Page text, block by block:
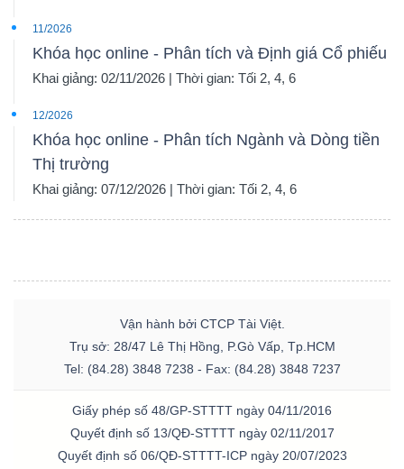
11/2026
Khóa học online - Phân tích và Định giá Cổ phiếu
Khai giảng: 02/11/2026 | Thời gian: Tối 2, 4, 6
12/2026
Khóa học online - Phân tích Ngành và Dòng tiền
Thị trường
Khai giảng: 07/12/2026 | Thời gian: Tối 2, 4, 6
Vận hành bởi CTCP Tài Việt.
Trụ sở: 28/47 Lê Thị Hồng, P.Gò Vấp, Tp.HCM
Tel: (84.28) 3848 7238 - Fax: (84.28) 3848 7237
Giấy phép số 48/GP-STTTT ngày 04/11/2016
Quyết định số 13/QĐ-STTTT ngày 02/11/2017
Quyết định số 06/QĐ-STTTT-ICP ngày 20/07/2023